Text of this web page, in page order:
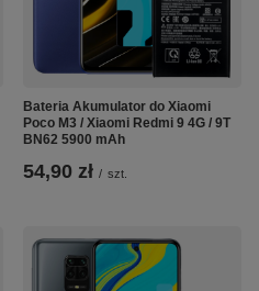
Bateria Akumulator do Xiaomi
Poco M3 / Xiaomi Redmi 9 4G / 9T
BN62 5900 mAh
54,90 zł / szt.